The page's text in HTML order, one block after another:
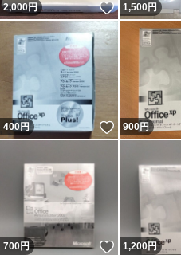
2,000円 いいね！
1,500円
400円 いいね！
900円
700円 いいね！
1,200円